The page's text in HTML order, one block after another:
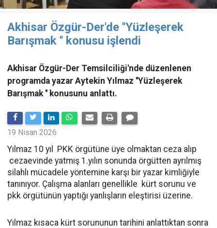
Akhisar Özgür-Der'de ''Yüzleşerek
Barışmak '' konusu işlendi
Akhisar Özgür-Der Temsilciliği'nde düzenlenen
programda yazar Aytekin Yılmaz ''Yüzleşerek
Barışmak '' konusunu anlattı.
19 Nisan 2026
Yılmaz 10 yıl PKK örgütüne üye olmaktan ceza alıp
cezaevinde yatmış 1.yılın sonunda örgütten ayrılmış
silahlı mücadele yöntemine karşı bir yazar kimliğiyle
tanınıyor. Çalışma alanları genellikle kürt sorunu ve
pkk örgütünün yaptığı yanlışların eleştirisi üzerine.
Yılmaz kısaca kürt sorununun tarihini anlattıktan sonra